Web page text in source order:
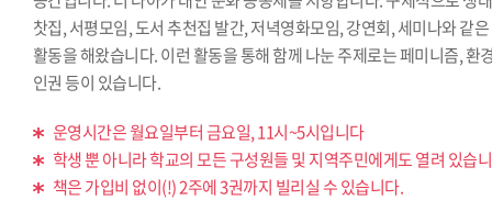
찻집, 서평모임, 도서 추천집 발간, 저녁영화모임, 강연회, 세미나와 같은
활동을 해왔습니다. 이런 활동을 통해 함께 나눈 주제로는 페미니즘, 환
인권 등이 있습니다.
운영시간은 월요일부터 금요일, 11시~5시입니다
학생 뿐 아니라 학교의 모든 구성원들 및 지역주민에게도 열려 있습
책은 가입비 없이(!) 2주에 3권까지 빌리실 수 있습니다.